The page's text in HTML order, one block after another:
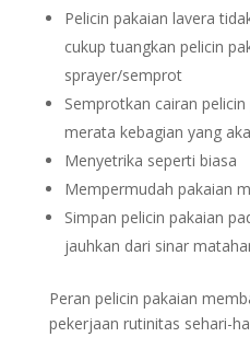
Pelicin pakaian lavera
cukup tuangkan pelicin
sprayer/semprot
Semprotkan cairan
merata kebagian yang
Menyetrika seperti biasa
Mempermudah pakaian
Simpan pelicin pakaian
jauhkan dari sinar
Peran pelicin pakaian
pekerjaan rutinitas sehari-